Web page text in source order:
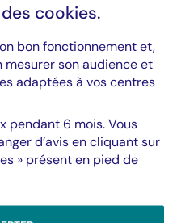
vigilants
cookies.
bon fonctionnement et,
mesurer son audience et
adaptées à vos centres
pendant 6 mois. Vous
d’avis en cliquant sur
» présent en pied de